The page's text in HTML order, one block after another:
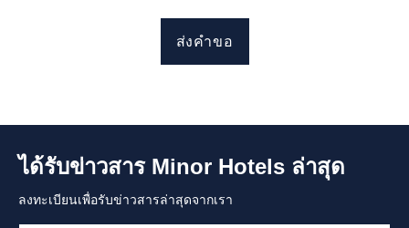
ส่งคำขอ
ได้รับข่าวสาร Minor Hotels ล่าสุด
ลงทะเบียนเพื่อรับข่าวสารล่าสุดจากเรา